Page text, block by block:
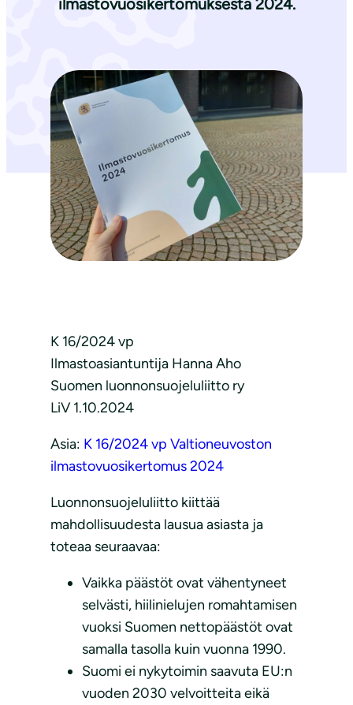
ilmastovuosikertomuksesta 2024.
K 16/2024 vp
Ilmastoasiantuntija Hanna Aho
Suomen luonnonsuojeluliitto ry
LiV 1.10.2024
Asia: K 16/2024 vp Valtioneuvoston
ilmastovuosikertomus 2024
Luonnonsuojeluliitto kiittää
mahdollisuudesta lausua asiasta ja
toteaa seuraavaa:
Vaikka päästöt ovat vähentyneet
selvästi, hiilinielujen romahtamisen
vuoksi Suomen nettopäästöt ovat
samalla tasolla kuin vuonna 1990.
Suomi ei nykytoimin saavuta EU:n
vuoden 2030 velvoitteita eikä